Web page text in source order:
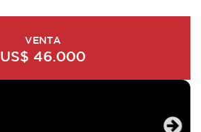
VENTA
US$ 46.000